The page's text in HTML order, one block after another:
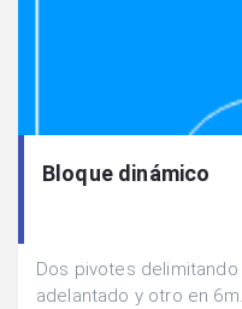
Bloque dinámico
Dos pivotes
adelantado y otro en